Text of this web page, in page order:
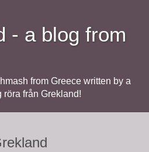
- a blog from
from Greece written by a
från Grekland!